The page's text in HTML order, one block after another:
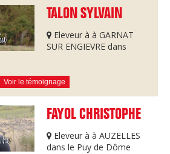
TALON SYLVAIN
Eleveur à à GARNAT
SUR ENGIEVRE dans
Voir le témoignage
FAYOL CHRISTOPHE
Eleveur à à AUZELLES
dans le Puy de Dôme